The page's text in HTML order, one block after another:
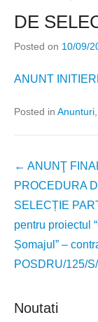
DE
Posted on 10/09/
ANUNT
Posted in Anunturi
Post
navigation
← ANUNŢ
PROCEDURA
SELECȚIE
pentru proiectul
Șomajul” –
POSDRU/125/
Noutati